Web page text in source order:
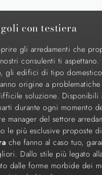
con testiera
gli arredamenti che
consulenti ti aspettano.
gli edifici di tipo
origine a
soluzione. Disponibili
durante ogni momento
manager del settore
le più esclusive proposte
che fanno al caso tuo,
Dallo stile più legato
dalle forme morbide dei